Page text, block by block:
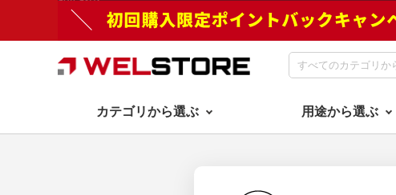
カテゴリから選ぶ 用途から選ぶ